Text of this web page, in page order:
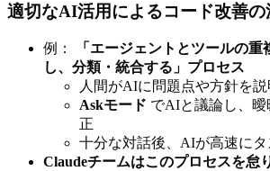
適切なAI活用によるコード改善の
例：
「エージェントとツールの
し、分類・統合する」プロセス
人間がAIに問題点や方針を説
Askモード でAIと議論し、
正
十分な対話後、AIが高速に
Claudeチームはこのプロセスを怠